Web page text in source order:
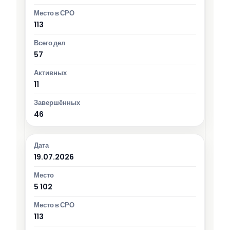
113
57
11
46
19.07.2026
5 102
113